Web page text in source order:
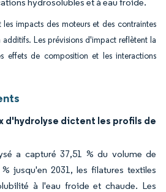
impacts des moteurs et des contraintes
Les prévisions d'impact reflètent la
effets de composition et les interactions
d'hydrolyse dictent les profils de
a capturé 37,51 % du volume de
jusqu'en 2031, les filatures textiles
à l'eau froide et chaude. Les